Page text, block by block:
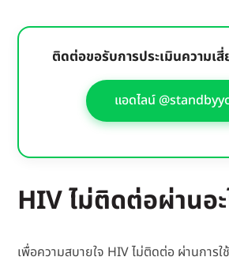
ติดต่อขอรับการประเมินความเ
แอดไลน์
HIV ไม่ติดต่อผ่านอะ
เพื่อความสบายใจ HIV ไม่ติดต่อ ผ่านการใ